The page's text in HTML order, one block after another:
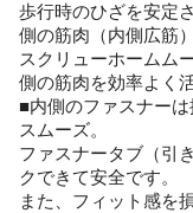
歩行時のひざを安定
側の筋肉（内側広筋）
スクリューホームム
側の筋肉を効率よく
■内側のファスナー
スムーズ。
ファスナータブ（引
クできて安全です。
また、フィット感を